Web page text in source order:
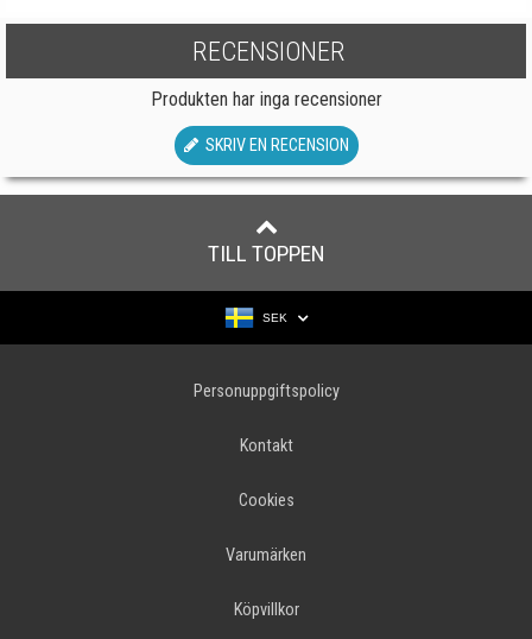
RECENSIONER
Produkten har inga recensioner
SKRIV EN RECENSION
TILL TOPPEN
SEK
Personuppgiftspolicy
Kontakt
Cookies
Varumärken
Köpvillkor